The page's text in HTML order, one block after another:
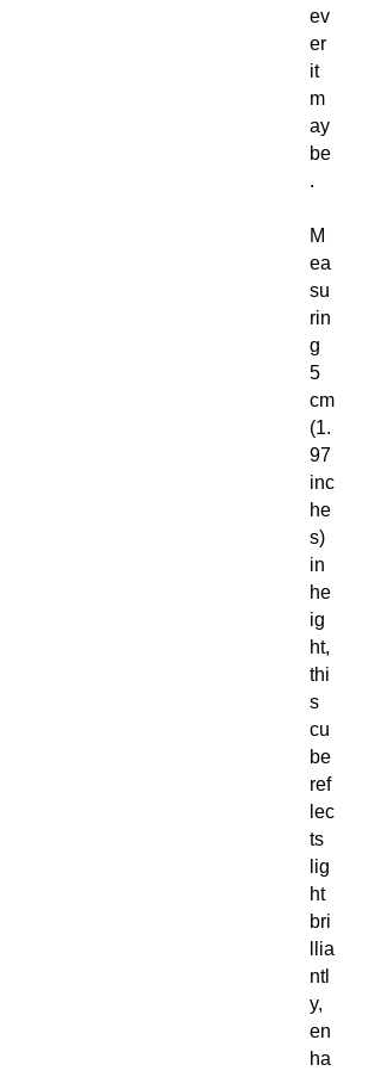
ev
er
it
m
ay
be
.
M
ea
su
rin
g
5
cm
(1.
97
inc
he
s)
in
he
ig
ht,
thi
s
cu
be
ref
lec
ts
lig
ht
bri
llia
ntl
y,
en
ha